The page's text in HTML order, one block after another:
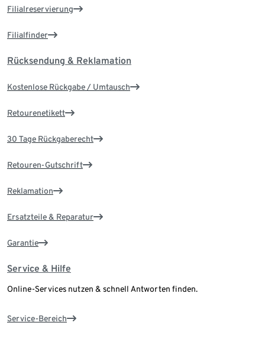
Filialreservierung
Filialfinder
Rücksendung & Reklamation
Kostenlose Rückgabe / Umtausch
Retourenetikett
30 Tage Rückgaberecht
Retouren-Gutschrift
Reklamation
Ersatzteile & Reparatur
Garantie
Service & Hilfe
Online-Services nutzen & schnell Antworten finden.
Service-Bereich